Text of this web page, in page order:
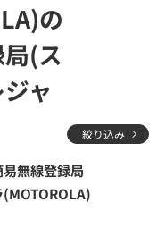
の
(ス
ャ
絞り込み
無線登録局